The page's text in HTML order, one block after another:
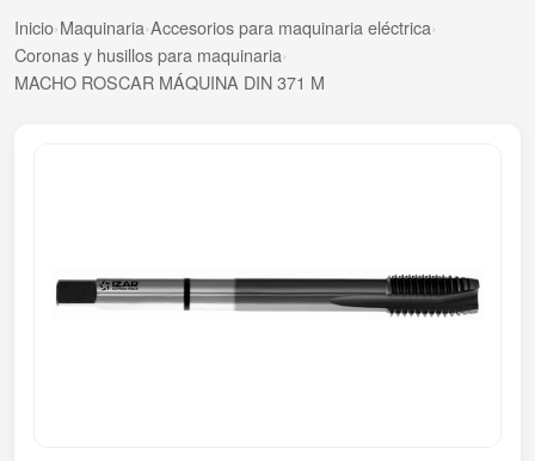
Inicio›Maquinaria›Accesorios para maquinaria eléctrica›
Coronas y husillos para maquinaria›
MACHO ROSCAR MÁQUINA DIN 371 M